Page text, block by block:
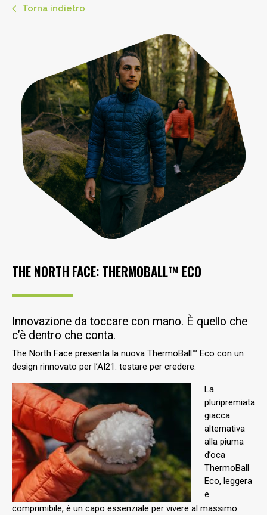
Torna indietro
THE NORTH FACE: THERMOBALL™ ECO
Innovazione da toccare con mano. È quello che
c’è dentro che conta.
The North Face presenta la nuova ThermoBall™ Eco con un
design rinnovato per l’AI21: testare per credere.
La
pluripremiata
giacca
alternativa
alla piuma
d’oca
ThermoBall
Eco, leggera
e
comprimibile, è un capo essenziale per vivere al massimo